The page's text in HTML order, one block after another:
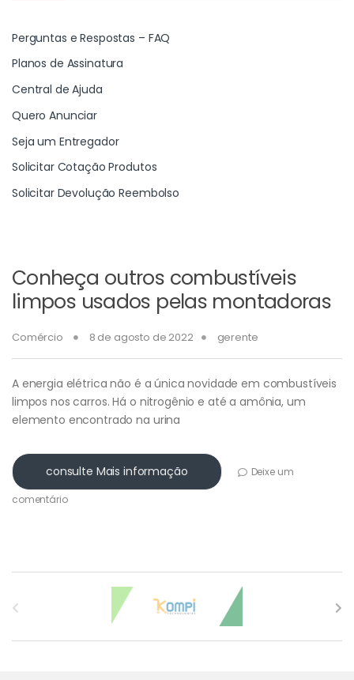
Conheça outros combustíveis
limpos usados pelas montadoras
Comércio 8 de agosto de 2022 gerente
A energia elétrica não é a única novidade em combustíveis
limpos nos carros. Há o nitrogênio e até a amônia, um
elemento encontrado na urina
consulte Mais informação Deixe um
comentário
Perguntas e Respostas – FAQ
Planos de Assinatura
Central de Ajuda
Quero Anunciar
Seja um Entregador
Solicitar Cotação Produtos
Solicitar Devolução Reembolso
Carrossel de Marcas